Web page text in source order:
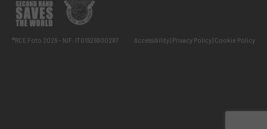
®RCE Foto 2026 – NIF: IT01526800287 Accessibility Privacy Policy Cookie Policy